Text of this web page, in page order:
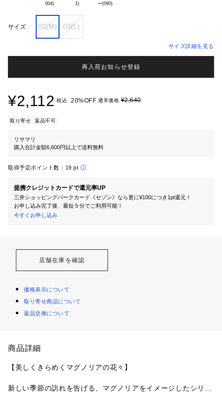
サイズ 02(M) 03(L)
サイズ詳細を見る
再入荷お知らせ登録
¥2,112 税込 20%OFF 通常価格¥2,640
取り寄せ 返品不可
リサマリ
購入合計金額6,600円以上で送料無料
取得予定ポイント数： 19 pt
提携クレジットカードで還元率UP
三井ショッピングパークカード《セゾン》なら更に¥100につき1pt還元！
お申し込み完了後、最短５分でご利用可能！
今すぐお申し込み
店舗在庫を確認
価格表示について
取り寄せ商品について
返品交換について
商品詳細
【美しくきらめくマグノリアの花々】
新しい季節の訪れを告げる、マグノリアをイメージしたシリー